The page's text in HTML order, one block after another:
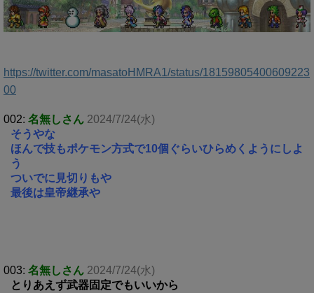
https://twitter.com/masatoHMRA1/status/18159805400609223
00
002: 名無しさん 2024/7/24(水)
そうやな
ほんで技もポケモン方式で10個ぐらいひらめくようにしよ
う
ついでに見切りもや
最後は皇帝継承や
003: 名無しさん 2024/7/24(水)
とりあえず武器固定でもいいから